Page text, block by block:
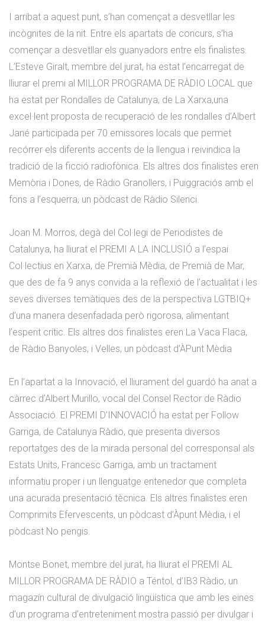
I arribat a aquest punt, s’han començat a desvetllar les
incògnites de la nit. Entre els apartats de concurs, s’ha
començar a desvetllar els guanyadors entre els finalistes.
L’Esteve Giralt, membre del jurat, ha estat l’encarregat de
lliurar el premi al MILLOR PROGRAMA DE RÀDIO LOCAL que
ha estat per Rondalles de Catalunya, de La Xarxa,una
excel·lent proposta de recuperació de les rondalles d’Albert
Jané participada per 70 emissores locals que permet
recórrer els diferents accents de la llengua i reivindica la
tradició de la ficció radiofònica. Els altres dos finalistes eren
Memòria i Dones, de Ràdio Granollers, i Puiggraciós amb el
fons a l’esquerra, un pòdcast de Ràdio Silenci.
Joan M. Morros, degà del Col·legi de Periodistes de
Catalunya, ha lliurat el PREMI A LA INCLUSIÓ a l’espai
Col·lectius en Xarxa, de Premià Mèdia, de Premià de Mar,
que des de fa 9 anys convida a la reflexió de l’actualitat i les
seves diverses temàtiques des de la perspectiva LGTBIQ+
d’una manera desenfadada però rigorosa, alimentant
l’esperit crític. Els altres dos finalistes eren La Vaca Flaca,
de Ràdio Banyoles, i Velles, un pòdcast d’ÀPunt Mèdia
En l’apartat a la Innovació, el lliurament del guardó ha anat a
càrrec d’Albert Murillo, vocal del Consel Rector de Ràdio
Associació. El PREMI D’INNOVACIÓ ha estat per Follow
Garriga, de Catalunya Ràdio, que presenta diversos
reportatges des de la mirada personal del corresponsal als
Estats Units, Francesc Garriga, amb un tractament
informatiu proper i un llenguatge entenedor que completa
una acurada presentació tècnica. Els altres finalistes eren
Comprimits Efervescents, un pòdcast d’Àpunt Mèdia, i el
pòdcast No pengis.
Montse Bonet, membre del jurat, ha lliurat el PREMI AL
MILLOR PROGRAMA DE RÀDIO a Téntol, d’IB3 Ràdio, un
magazín cultural de divulgació lingüística que amb les eines
d’un programa d’entreteniment mostra passió per divulgar i